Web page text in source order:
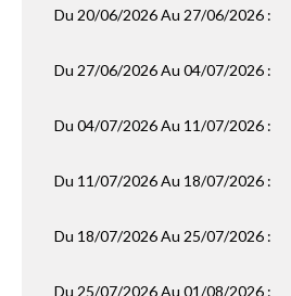
Du 20/06/2026 Au 27/06/2026 :
Du 27/06/2026 Au 04/07/2026 :
Du 04/07/2026 Au 11/07/2026 :
Du 11/07/2026 Au 18/07/2026 :
Du 18/07/2026 Au 25/07/2026 :
Du 25/07/2026 Au 01/08/2026 :